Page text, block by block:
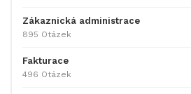
Zákaznická administrace
895 Otázek
Fakturace
496 Otázek